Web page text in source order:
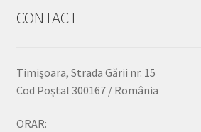
CONTACT
Timișoara, Strada Gării nr. 15
Cod Poștal 300167 / România
ORAR: